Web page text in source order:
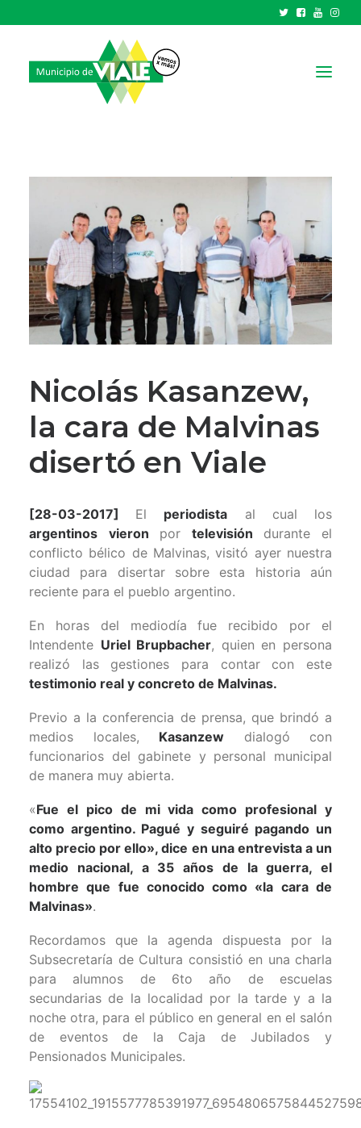
GOBIERNO
TRÁMITES Y SERVICIOS
CIUDAD
PARQUE INDUSTRIAL
RECAUDACIONES
Nicolás Kasanzew,
la cara de Malvinas
disertó en Viale
[28-03-2017] El periodista al cual los
argentinos
vieron por televisión durante el
conflicto bélico de Malvinas, visitó ayer nuestra
ciudad para disertar sobre esta historia aún
reciente para el pueblo argentino.
En horas del mediodía fue recibido por el
Intendente Uriel Brupbacher, quien en persona
realizó las gestiones para contar con este
testimonio real y concreto de Malvinas.
Previo a la conferencia de prensa, que brindó a
medios locales, Kasanzew dialogó con
funcionarios del gabinete y personal municipal
de manera muy abierta.
«Fue el pico de mi vida como profesional y
como argentino. Pagué y seguiré pagando un
alto precio por ello», dice en una entrevista a un
medio nacional, a 35 años de la guerra, el
hombre que fue conocido como «la cara de
Malvinas».
Recordamos que la agenda dispuesta por la
Subsecretaría de Cultura consistió en una charla
para alumnos de 6to año de escuelas
secundarias de la localidad por la tarde y a la
noche otra, para el público en general en el salón
de eventos de la Caja de Jubilados y
Pensionados Municipales.